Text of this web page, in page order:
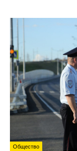
Общество